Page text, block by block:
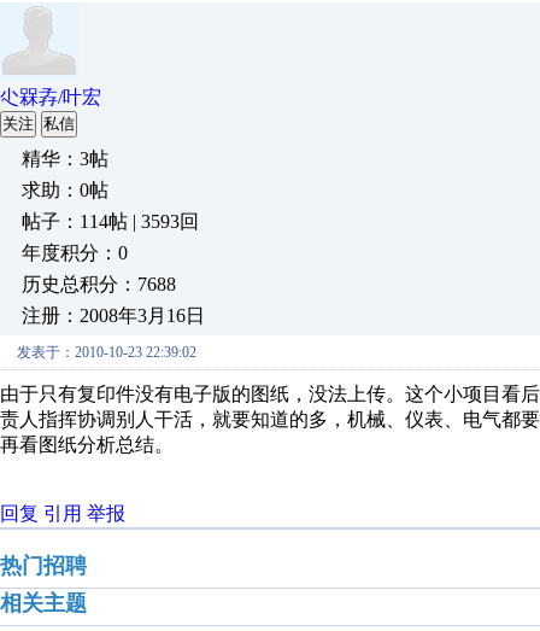
尐槑孨/叶宏
关注 私信
精华：3帖
求助：0帖
帖子：114帖 | 3593回
年度积分：0
历史总积分：7688
注册：2008年3月16日
发表于：2010-10-23 22:39:02
由于只有复印件没有电子版的图纸，没法上传。这个小项目看
责人指挥协调别人干活，就要知道的多，机械、仪表、电气都
再看图纸分析总结。
回复 引用 举报
热门招聘
相关主题